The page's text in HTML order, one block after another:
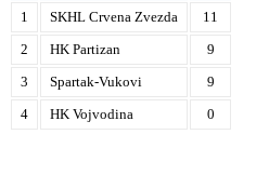
1 SKHL Crvena Zvezda
11
2
HK Partizan
9
3
Spartak-Vukovi
9
4
HK Vojvodina 0